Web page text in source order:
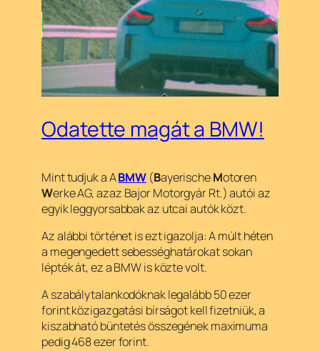
Odatette magát a BMW!
Mint tudjuk a ABMW (BayerischeMotoren
Werke AG, azaz Bajor Motorgyár Rt.) autói az
egyik leggyorsabbak az utcai autók közt.
Az alábbi történet is ezt igazolja: A múlt héten
a megengedett sebességhatárokat sokan
lépték át, ez a BMW is közte volt.
A szabálytalankodóknak legalább 50 ezer
forint közigazgatási bírságot kell fizetniük, a
kiszabható büntetés összegének maximuma
pedig 468 ezer forint.